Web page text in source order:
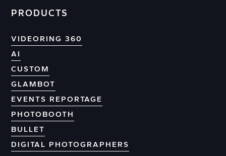
PRODUCTS
VIDEORING 360
AI
CUSTOM
GLAMBOT
EVENTS REPORTAGE
PHOTOBOOTH
BULLET
DIGITAL PHOTOGRAPHERS